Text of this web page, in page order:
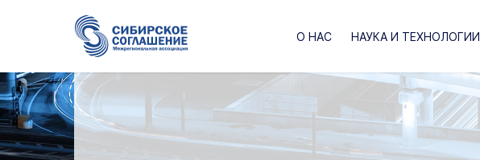
О НАС НАУКА И ТЕХНОЛОГИИ